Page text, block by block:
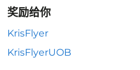
奖励给你
KrisFlyer
KrisFlyerUOB